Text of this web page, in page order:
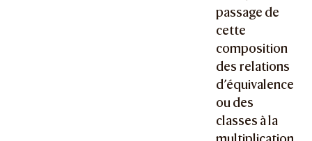
passage de
cette
composition
des relations
d’équivalence
ou des
classes à la